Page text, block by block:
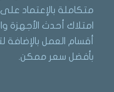
متكاملة بالإعتماد
امتلاك أحدث الأجهزة
أقسام العمل بالإضافة
بأفضل سعر ممكن.